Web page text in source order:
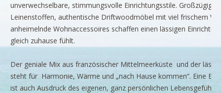
Neptune
Dash & Albert
Ilse Jacobsen
Artwood
PROJEKTE
SHOP
unverwechselbare, stimmungsvolle Einrichtungsstile. Großzügige
Leinenstoffen, authentische Driftwoodmöbel mit viel frischem
anheimelnde Wohnaccessoires schaffen einen lässigen
gleich zuhause fühlt.
Der geniale Mix aus französischer Mittelmeerküste und der
steht für Harmonie, Wärme und „nach Hause kommen“. Eine
ist auch Ausdruck des eigenen, ganz persönlichen Lebensgefühls.